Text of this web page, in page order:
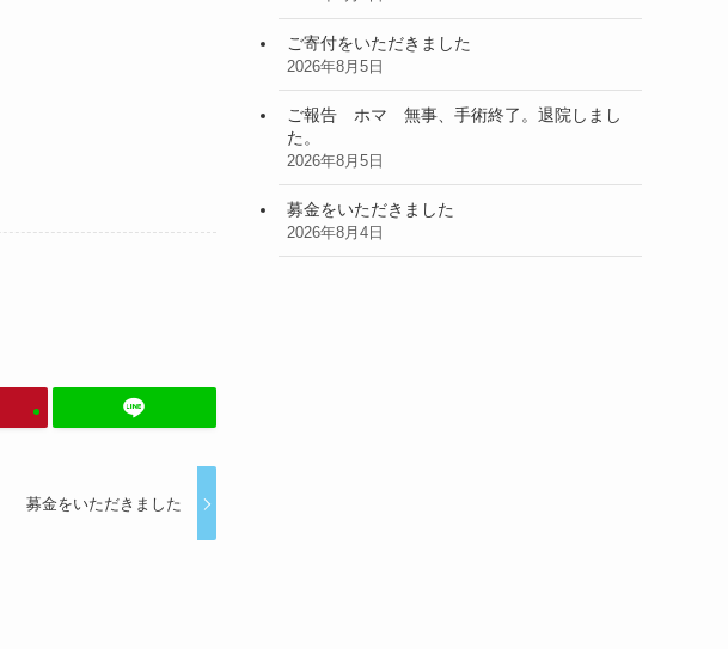
募金をいただきました
ご寄付をいただきました
2026年8月5日
ご報告 ホマ 無事、手術終了。退院しまし
た。
2026年8月5日
募金をいただきました
2026年8月4日